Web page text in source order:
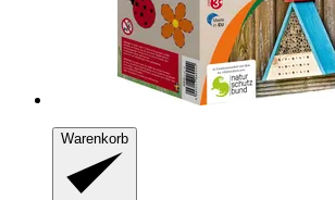
Warenkorb